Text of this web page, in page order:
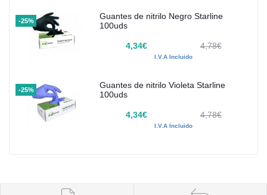
-25%
Guantes de nitrilo Negro Starline
100uds
4,34€ 4,78€
I.V.A Incluido
-25%
Guantes de nitrilo Violeta Starline
100uds
4,34€ 4,78€
I.V.A Incluido